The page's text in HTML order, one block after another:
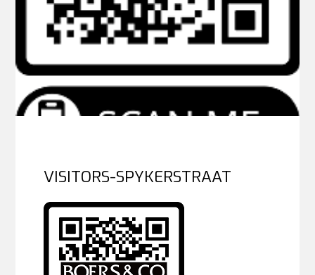
VISITORS-SPYKERSTRAAT